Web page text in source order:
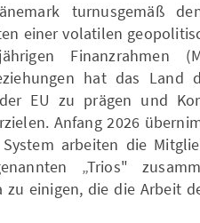
turnusgemäß
einer volatilen
Finanzrahmen
hat das Land
EU zu prägen und
Anfang 2026
arbeiten die
„Trios"
zu einigen, die die Arbeit